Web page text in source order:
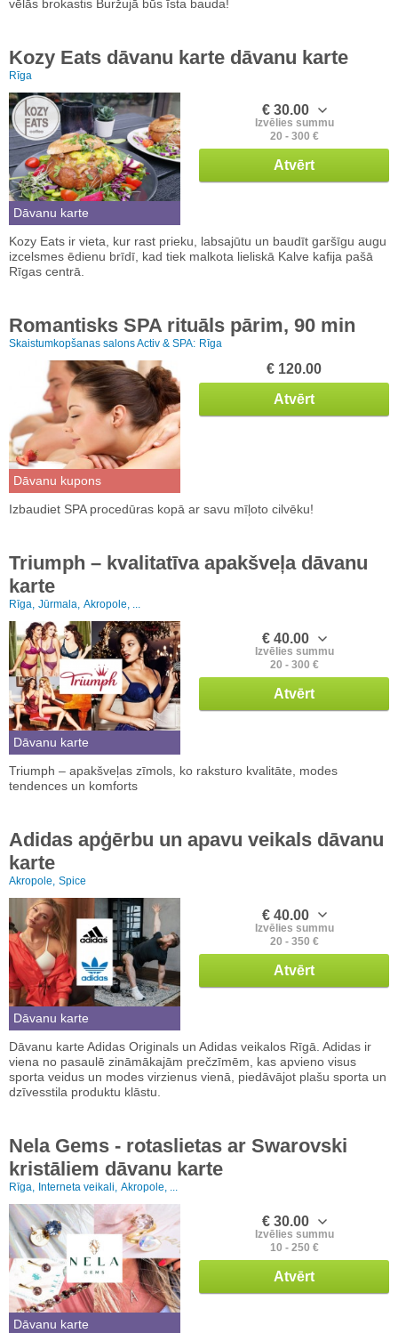
vēlās brokastis Buržujā būs īsta bauda!
Kozy Eats dāvanu karte dāvanu karte
Rīga
Dāvanu karte
€ 30.00
Izvēlies summu
20 - 300 €
Atvērt
Kozy Eats ir vieta, kur rast prieku, labsajūtu un baudīt garšīgu augu
izcelsmes ēdienu brīdī, kad tiek malkota lieliskā Kalve kafija pašā
Rīgas centrā.
Romantisks SPA rituāls pārim, 90 min
Skaistumkopšanas salons Activ & SPA: Rīga
Dāvanu kupons
€ 120.00
Atvērt
Izbaudiet SPA procedūras kopā ar savu mīļoto cilvēku!
Triumph – kvalitatīva apakšveļa dāvanu
karte
Rīga, Jūrmala, Akropole, ...
Dāvanu karte
€ 40.00
Izvēlies summu
20 - 300 €
Atvērt
Triumph – apakšveļas zīmols, ko raksturo kvalitāte, modes
tendences un komforts
Adidas apģērbu un apavu veikals dāvanu
karte
Akropole, Spice
Dāvanu karte
€ 40.00
Izvēlies summu
20 - 350 €
Atvērt
Dāvanu karte Adidas Originals un Adidas veikalos Rīgā. Adidas ir
viena no pasaulē zināmākajām prečzīmēm, kas apvieno visus
sporta veidus un modes virzienus vienā, piedāvājot plašu sporta un
dzīvesstila produktu klāstu.
Nela Gems - rotaslietas ar Swarovski
kristāliem dāvanu karte
Rīga, Interneta veikali, Akropole, ...
Dāvanu karte
€ 30.00
Izvēlies summu
10 - 250 €
Atvērt